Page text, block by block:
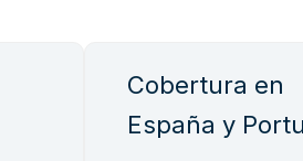
Cobertura en
España y